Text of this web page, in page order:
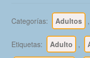
Colección
Completa
Categorías: Adultos ,
Etiquetas: Adulto ,